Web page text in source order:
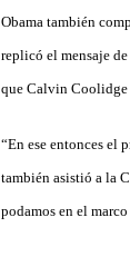
Obama también
replicó el mensaje
que Calvin Coolidge
“En ese entonces el
también asistió a la
podamos en el